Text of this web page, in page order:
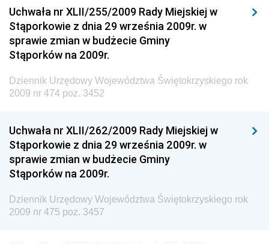
Narodowego i Sportu
Dziennik Urzędowy Ministra Finansów, Funduszy i
Polityki Regionalnej
Dziennik Urzędowy Ministra Rozwoju, Pracy i
Technologii
Dziennik Urzędowy Ministra Kultury, Dziedzictwa
Dziennik Urzędowy Ministra Rodziny i Polityki
Społecznej
Dziennik Urzędowy Komendy Głównej Straży
Granicznej
Dziennik Urzędowy Głównego Inspektoratu Transportu
Drogowego
Uchwała nr XLII/255/2009 Rady Miejskiej w
Stąporkowie z dnia 29 września 2009r. w
sprawie zmian w budżecie Gminy
Stąporków na 2009r.
Dziennik Urzędowy Województwa Świętokrzyskiego rok
2009 nr 474 poz. 3452
Uchwała nr XLII/262/2009 Rady Miejskiej w
Stąporkowie z dnia 29 września 2009r. w
sprawie zmian w budżecie Gminy
Stąporków na 2009r.
Dziennik Urzędowy Województwa Świętokrzyskiego rok
2009 nr 475 poz. 3457